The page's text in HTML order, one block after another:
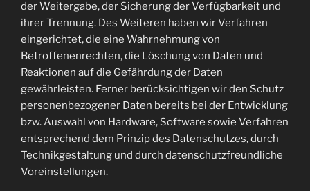
der Weitergabe, der Sicherung der Verfügbarkeit und
ihrer Trennung. Des Weiteren haben wir Verfahren
eingerichtet, die eine Wahrnehmung von
Betroffenenrechten, die Löschung von Daten und
Reaktionen auf die Gefährdung der Daten
gewährleisten. Ferner berücksichtigen wir den Schutz
personenbezogener Daten bereits bei der Entwicklung
bzw. Auswahl von Hardware, Software sowie Verfahren
entsprechend dem Prinzip des Datenschutzes, durch
Technikgestaltung und durch datenschutzfreundliche
Voreinstellungen.